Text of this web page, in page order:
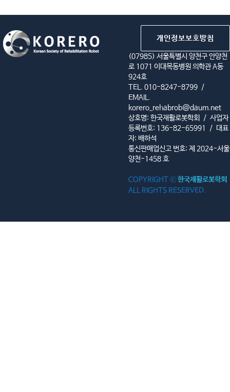
개인정보보호방침
(07985) 서울특별시 양천구 안양천
로 1071 이대목동병원 의학관 A동
924호
TEL. 010-8247-8799 /
EMAIL.
korero_rehabrob@daum.net
상호명: 한국재활로봇학회
/ 사업자
등록번호: 136-82-65991
/ 대표
자: 배하석
통신판매업신고 번호: 제 2024-서울
양천-1458 호
COPYRIGHT ⓒ한국재활로봇학회
ALL RIGHTS RESERVED.